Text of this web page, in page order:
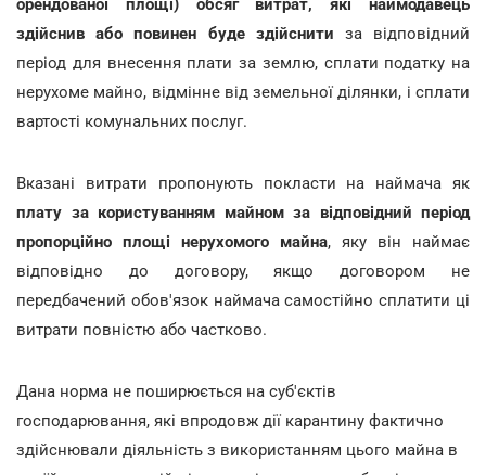
орендованої площі) обсяг витрат, які наймодавець
здійснив або повинен буде здійснити за відповідний
період для внесення плати за землю, сплати податку на
нерухоме майно, відмінне від земельної ділянки, і сплати
вартості комунальних послуг.
Вказані витрати пропонують покласти на наймача як
плату за користуванням майном за відповідний період
пропорційно площі нерухомого майна, яку він наймає
відповідно до договору, якщо договором не
передбачений обов'язок наймача самостійно сплатити ці
витрати повністю або частково.
Дана норма не поширюється на суб'єктів
господарювання, які впродовж дії карантину фактично
здійснювали діяльність з використанням цього майна в